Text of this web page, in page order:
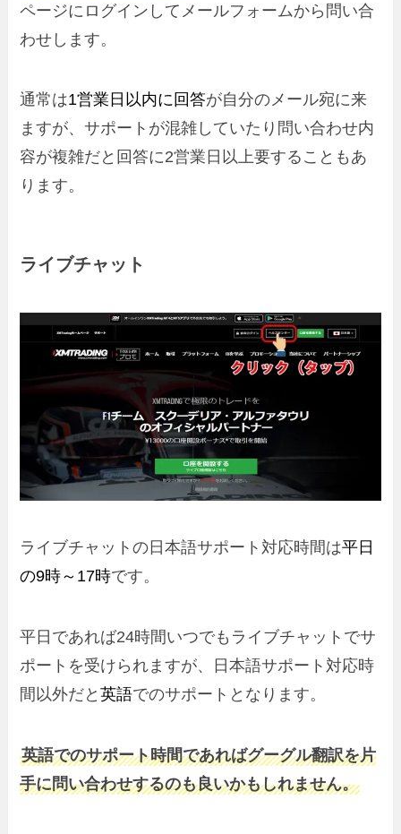
ページにログインしてメールフォームから問い合
わせします。
通常は1営業日以内に回答が自分のメール宛に来
ますが、サポートが混雑していたり問い合わせ内
容が複雑だと回答に2営業日以上要することもあ
ります。
ライブチャット
ライブチャットの日本語サポート対応時間は平日
の9時～17時です。
平日であれば24時間いつでもライブチャットでサ
ポートを受けられますが、日本語サポート対応時
間以外だと英語でのサポートとなります。
英語でのサポート時間であればグーグル翻訳を片
手に問い合わせするのも良いかもしれません。